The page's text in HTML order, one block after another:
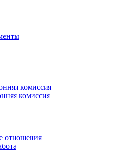
комиссия
комиссия
отношения